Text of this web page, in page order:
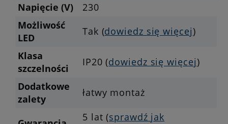
Napięcie (V)
230
Możliwość
LED
Tak (dowiedz się więcej)
Klasa
szczelności
IP20 (dowiedz się więcej)
Dodatkowe
zalety
łatwy montaż
5 lat (sprawdź jak